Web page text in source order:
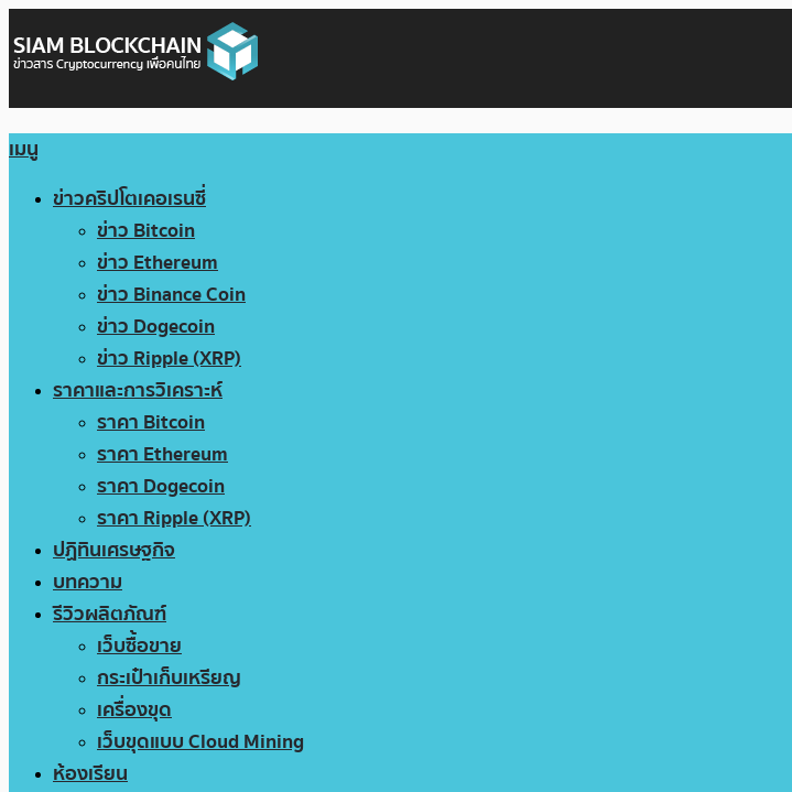
เมนู
ข่าวคริปโตเคอเรนซี่
ข่าว Bitcoin
ข่าว Ethereum
ข่าว Binance Coin
ข่าว Dogecoin
ข่าว Ripple (XRP)
ราคาและการวิเคราะห์
ราคา Bitcoin
ราคา Ethereum
ราคา Dogecoin
ราคา Ripple (XRP)
ปฏิทินเศรษฐกิจ
บทความ
รีวิวผลิตภัณฑ์
เว็บซื้อขาย
กระเป๋าเก็บเหรียญ
เครื่องขุด
เว็บขุดแบบ Cloud Mining
ห้องเรียน